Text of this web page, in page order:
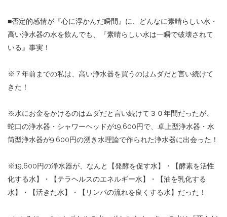
■否定的感情が『心に浮かんだ瞬間』に、どんなに素晴らしい水・
高い浄水器の水を飲んでも、『素晴らしい水は一瞬で破壊されて
いる』事実！
※ ７年前までの私は、高い浄水器を買うのはムダだと言い続けて
きた！
※水にお金をかけるのはムダだと言い続けて３０年間だったが、
蛇口の浄水器・シャワーヘッドが19,600円で、卓上型浄水器・水
筒型浄水器が9,600円の湧き水理論で作られた浄水器に出会った！
※19,600円の浄水器が、なんと【発酵を促す水】・【酵素を活性
化する水】・【テラヘルスのエネルギー水】・【油を乳化する
水】・【活きた水】・【リンパの流れを良くする水】だった！